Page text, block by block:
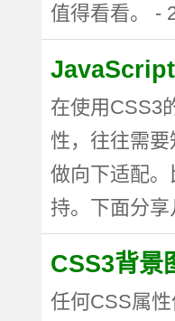
值得看看。 -
JavaScript
在使用CSS3
性，往往需
做向下适配
持。下面分
CSS3背景
任何CSS属